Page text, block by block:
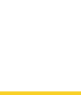
BEAM x